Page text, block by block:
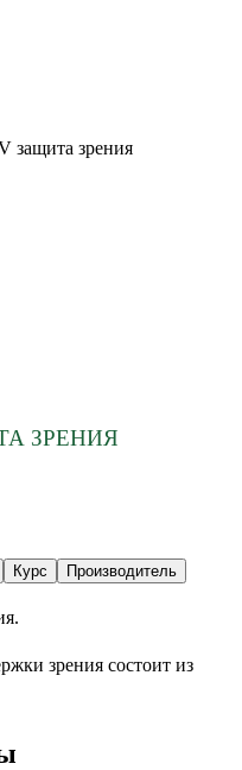
защита зрения
ЗРЕНИЯ
Курс Производитель
зрения состоит из